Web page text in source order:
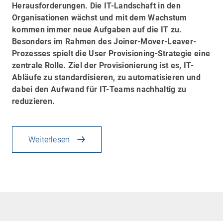
Herausforderungen. Die IT-Landschaft in den
Organisationen wächst und mit dem Wachstum
kommen immer neue Aufgaben auf die IT zu.
Besonders im Rahmen desJoiner-Mover-Leaver-
Prozesses spielt die User Provisioning-Strategie eine
zentrale Rolle. Ziel der Provisionierung ist es, IT-
Abläufe zu standardisieren, zu automatisieren und
dabei den Aufwand für IT-Teams nachhaltig zu
reduzieren.
Weiterlesen